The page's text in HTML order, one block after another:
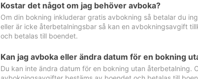
Kostar det något om jag behöver avboka?
Om din bokning inkluderar gratis avbokning så betalar du
eller är icke återbetalningsbar så kan en avbokningsavgift
och betalas till boendet.
Kan jag avboka eller ändra datum för en bokning
Du kan inte ändra datum för en bokning utan återbetalning.